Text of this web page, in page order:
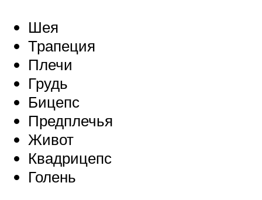
Шея
Трапеция
Плечи
Грудь
Бицепс
Предплечья
Живот
Квадрицепс
Голень